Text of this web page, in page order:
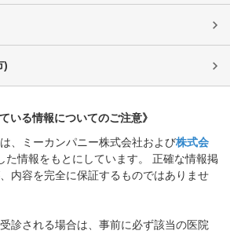
)
ている情報についてのご注意》
、ミーカンパニー株式会社および株式会
た情報をもとにしています。 正確な情報掲
内容を完全に保証するものではありませ
診される場合は、事前に必ず該当の医院